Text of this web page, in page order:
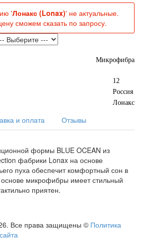
'Лонакс (Lonax)' не актуальные.
сможем сказать по запросу.
Микрофибра
12
Россия
Лонакс
и оплата
Отзывы
формы BLUE OCEAN из
фабрики Lonax на основе
пуха обеспечит комфортный сон в
микрофибры имеет стильный
приятен.
Все права защищены © Политика